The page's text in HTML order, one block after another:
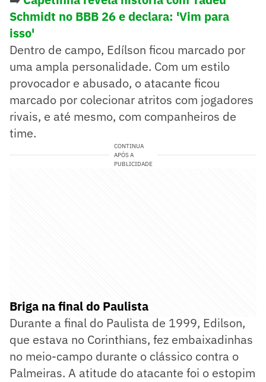
Schmidt no BBB 26 e declara: 'Vim para
isso'
Dentro de campo, Edílson ficou marcado por
uma ampla personalidade. Com um estilo
provocador e abusado, o atacante ficou
marcado por colecionar atritos com jogadores
rivais, e até mesmo, com companheiros de
time.
CONTINUA
APÓS A
PUBLICIDADE
Briga na final do Paulista
Durante a final do Paulista de 1999, Edilson,
que estava no Corinthians, fez embaixadinhas
no meio-campo durante o clássico contra o
Palmeiras. A atitude do atacante foi o estopim